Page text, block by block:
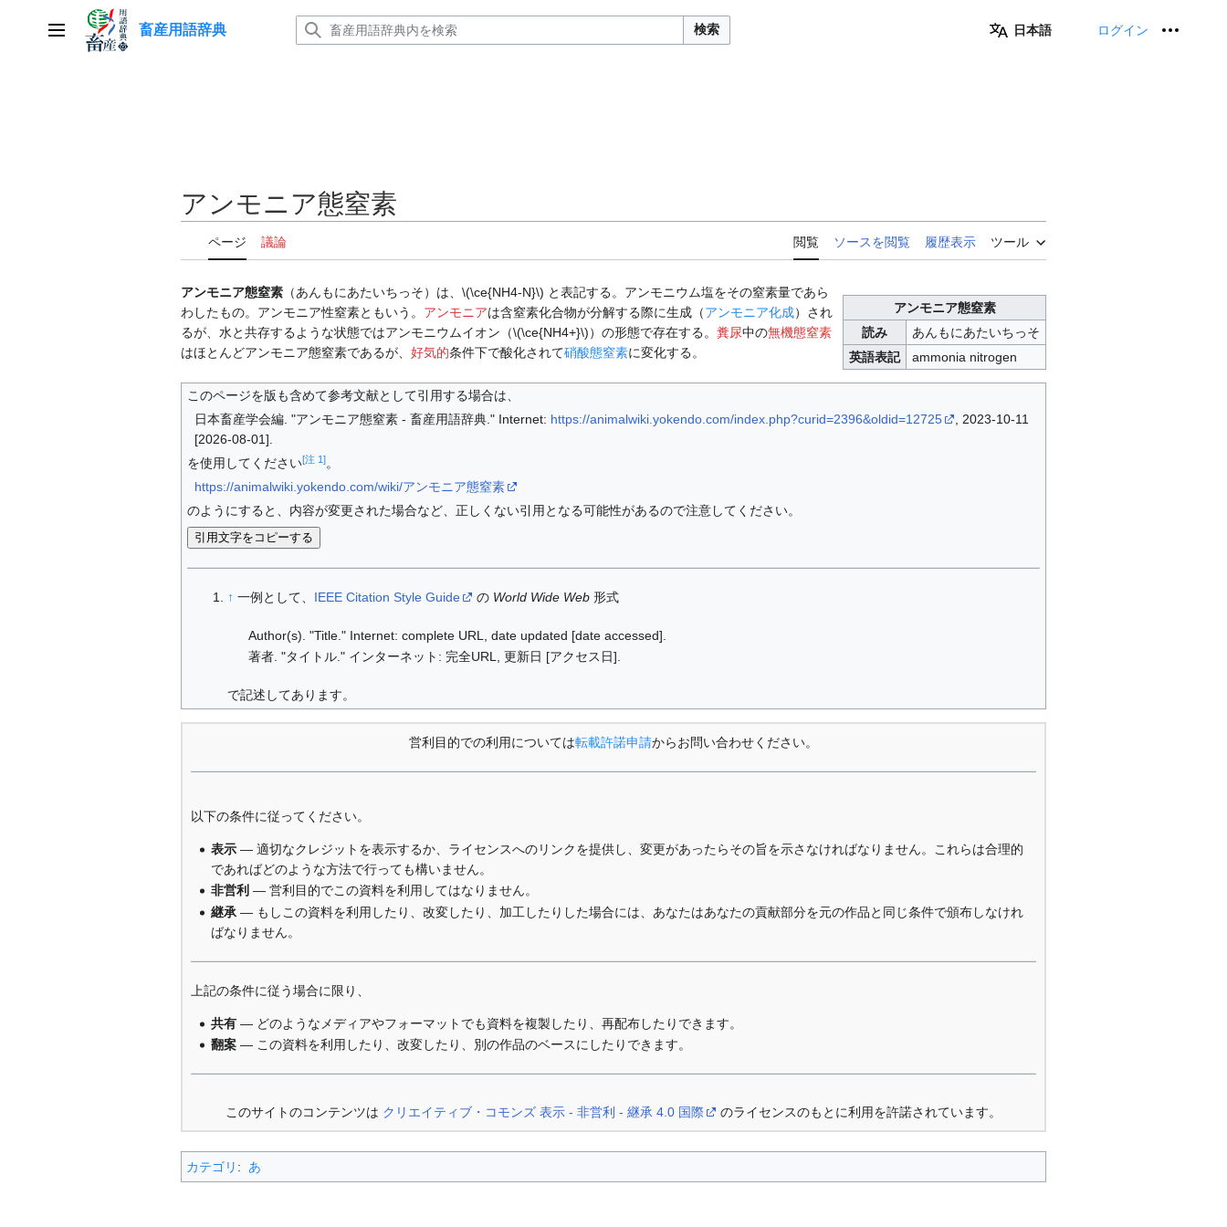
メインメニュー
畜産用語辞典 検索 日本語 ログイン
アンモニア態窒素
ページ 議論 閲覧 ソースを閲覧 履歴表示 ツール
アンモニア態窒素
読み
あんもにあたいちっそ
英語表記
ammonia nitrogen
アンモニア態窒素 （あんもにあたいちっそ）は、\(\ce{NH4-N}\) と表記する。アンモニウム塩をその窒素量であら
わしたもの。アンモニア性窒素ともいう。 アンモニアは含窒素化合物が分解する際に生成（アンモニア化成）され
るが、水と共存するような状態ではアンモニウムイオン（\(\ce{NH4+}\)）の形態で存在する。 糞尿中の無機態窒素
はほとんどアンモニア態窒素であるが、 好気的条件下で酸化されて硝酸態窒素に変化する。
このページを版も含めて参考文献として引用する場合は、
日本畜産学会編. "アンモニア態窒素 - 畜産用語辞典." Internet: https://animalwiki.yokendo.com/index.php?curid=2396&oldid=12725
, 2023-10-11
[2026-08-01].
を使用してください[注 1]。
https://animalwiki.yokendo.com/wiki/アンモニア態窒素
のようにすると、内容が変更された場合など、正しくない引用となる可能性があるので注意してください。
引用文字をコピーする
↑ 一例として、 IEEE Citation Style Guide の World Wide Web 形式
Author(s). "Title." Internet: complete URL, date updated [date accessed].
著者. "タイトル." インターネット: 完全URL, 更新日 [アクセス日].
で記述してあります。
営利目的での利用については転載許諾申請からお問い合わせください。
以下の条件に従ってください。
表示 — 適切なクレジットを表示するか、ライセンスへのリンクを提供し、変更があったらその旨を示さなければなりません。これらは合理的
であればどのような方法で行っても構いません。
非営利 — 営利目的でこの資料を利用してはなりません。
継承 — もしこの資料を利用したり、改変したり、加工したりした場合には、あなたはあなたの貢献部分を元の作品と同じ条件で頒布しなけれ
ばなりません。
上記の条件に従う場合に限り、
共有 — どのようなメディアやフォーマットでも資料を複製したり、再配布したりできます。
翻案 — この資料を利用したり、改変したり、別の作品のベースにしたりできます。
このサイトのコンテンツは クリエイティブ・コモンズ 表示 - 非営利 - 継承 4.0 国際 のライセンスのもとに利用を許諾されています。
カテゴリ : あ